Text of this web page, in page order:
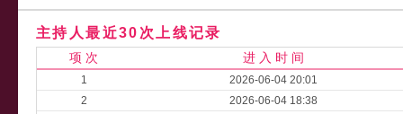
主持人最近30次上线记录
项 次 进 入 时 间
1
2026-06-04 20:01
2
2026-06-04 18:38